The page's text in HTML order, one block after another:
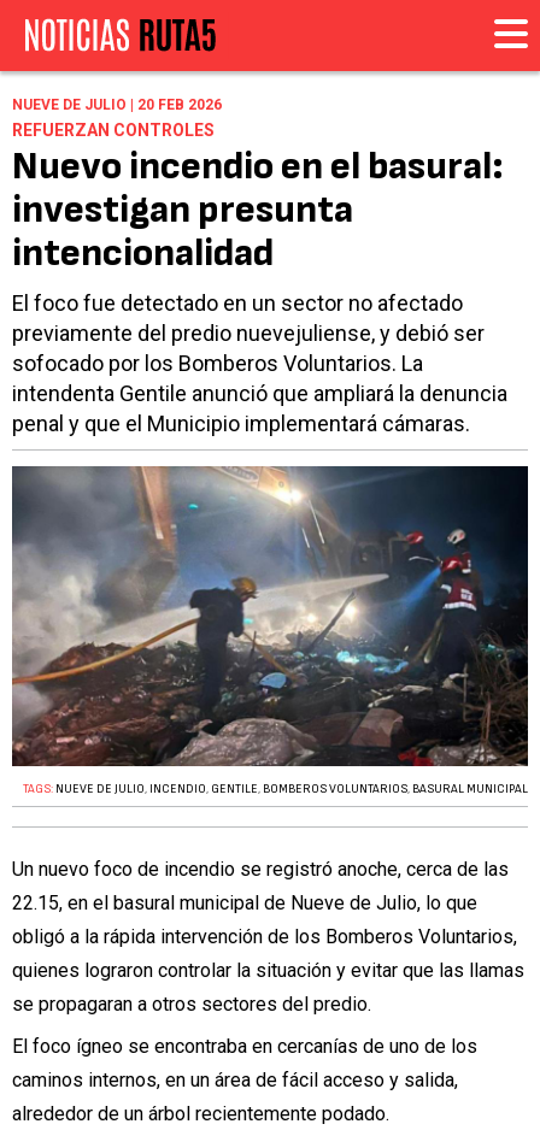
NUEVE DE JULIO | 20 FEB 2026
REFUERZAN CONTROLES
Nuevo incendio en el basural:
investigan presunta
intencionalidad
El foco fue detectado en un sector no afectado
previamente del predio nuevejuliense, y debió ser
sofocado por los Bomberos Voluntarios. La
intendenta Gentile anunció que ampliará la denuncia
penal y que el Municipio implementará cámaras.
TAGS: NUEVE DE JULIO, INCENDIO, GENTILE, BOMBEROS VOLUNTARIOS, BASURAL MUNICIPAL
Un nuevo foco de incendio se registró anoche, cerca de las
22.15, en el basural municipal de Nueve de Julio, lo que
obligó a la rápida intervención de los Bomberos Voluntarios,
quienes lograron controlar la situación y evitar que las llamas
se propagaran a otros sectores del predio.
El foco ígneo se encontraba en cercanías de uno de los
caminos internos, en un área de fácil acceso y salida,
alrededor de un árbol recientemente podado.